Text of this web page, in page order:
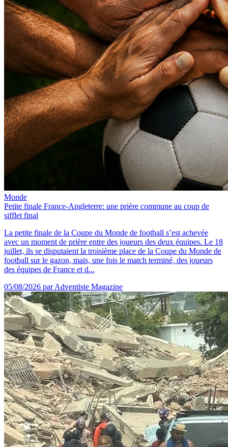
Monde
Petite finale France-Angleterre: une prière commune au coup de
sifflet final
La petite finale de la Coupe du Monde de football s’est achevée
avec un moment de prière entre des joueurs des deux équipes. Le 18
juillet, ils se disputaient la troisième place de la Coupe du Monde de
football sur le gazon, mais, une fois le match terminé, des joueurs
des équipes de France et d...
05/08/2026 par Adventiste Magazine